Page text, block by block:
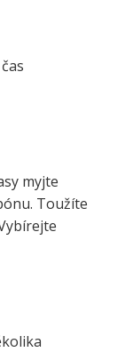
myjte
Toužíte